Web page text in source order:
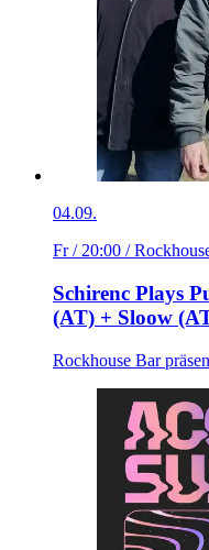
04.09.
Fr / 20:00 /
Schirenc Plays
(AT) + Sloow
Rockhouse Bar